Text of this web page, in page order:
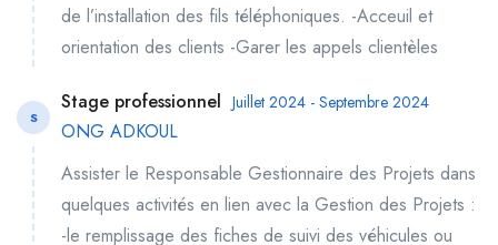
de l’installation des fils téléphoniques. -Acceuil et
orientation des clients -Garer les appels clientèles
S
Stage professionnel Juillet 2024 - Septembre 2024
ONG ADKOUL
Assister le Responsable Gestionnaire des Projets dans
quelques activités en lien avec la Gestion des Projets :
-le remplissage des fiches de suivi des véhicules ou